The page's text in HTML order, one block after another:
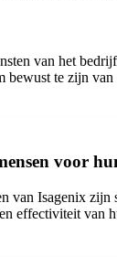
van het
te zijn
voor
van Isagenix
effectiviteit